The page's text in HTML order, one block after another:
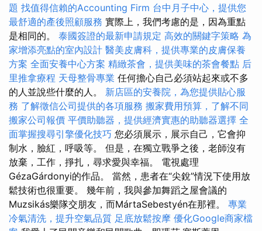
題 找值得信賴的Accounting Firm 台中月子中心，提供您
最舒適的產後照顧服務 實際上，我們考慮的是，因為重點
是相同的。 泰國簽證的最新申請規定 高效的關鍵字策略 為
家增添亮點的室內設計 醫美皮膚科，提供專業的皮膚保養
方案 全面安養中心方案 精緻茶會，提供美味的茶會餐點 后
里推拿療程 天母整骨專業 任何擔心自己必須站起來或不多
的人並說些什麼的人。 新店區的安養院，為您提供貼心服
務 了解徵信公司提供的各項服務 搬家費用預算，了解不同
搬家公司報價 平價助聽器，提供經濟實惠的助聽器選擇 全
面掌握搜尋引擎優化技巧 您必須展示，展示自己，它會抑
制水，臉紅，呼吸等。 但是，在獨立戰爭之後，老師沒有
放棄，工作，掙扎，尋求愛與幸福。 電視處理
GézaGárdonyi的作品。 當然，患者在“尖銳”情況下使用放
鬆技術也很重要。 幾年前，我與參加舞蹈之屋會議的
Muzsikás樂隊交朋友，而MártaSebestyén在那裡。 專業
冷氣清洗，提升空氣品質 足底放鬆按摩 優化Google商家檔